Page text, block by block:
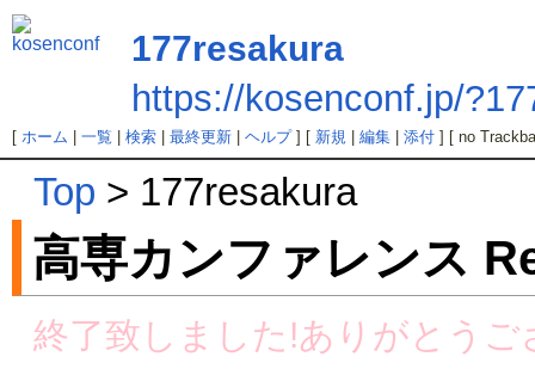
177resakura
https://kosenconf.jp/
[ ホーム 一覧 検索| 最終更新| ヘルプ] [ 新規| 編集| 添付] [ no
Top > 177resakura
高専カンファレンス
終了致しました!ありがとうご